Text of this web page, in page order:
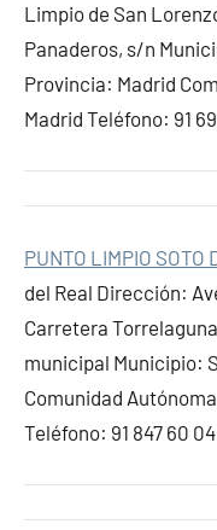
Limpio de San
Panaderos, s/n
Provincia: Madrid
Madrid Teléfono: 91
PUNTO LIMPIO SOTO
del Real Dirección:
Carretera
municipal Municipio:
Comunidad
Teléfono: 91 847 60